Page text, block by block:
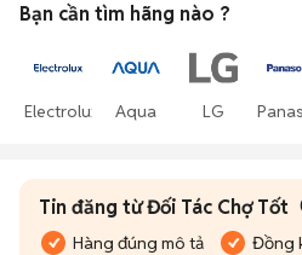
Bạn cần tìm hãng nào ?
Electrolux Aqua LG
Tin đăng từ Đối Tác Chợ Tốt
Hàng đúng mô tả Đồng